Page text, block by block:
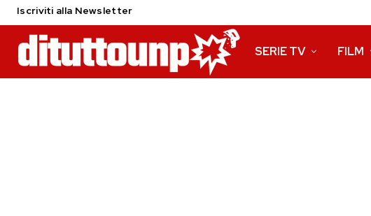
Iscriviti alla Newsletter
SERIE TV FILM